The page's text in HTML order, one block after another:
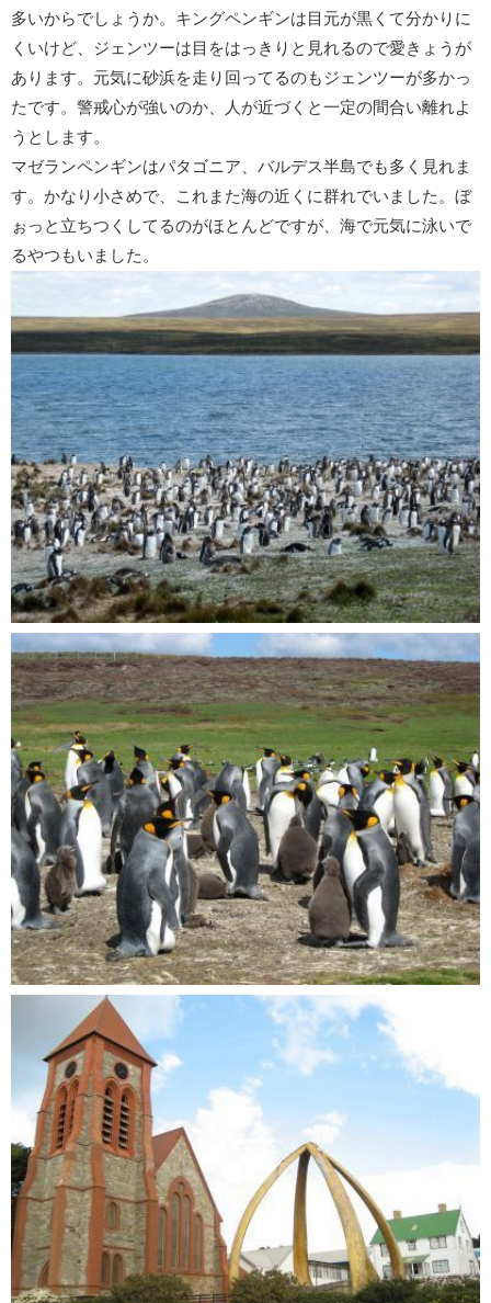
多いからでしょうか。キングペンギンは目元が黒くて分かりに
くいけど、ジェンツーは目をはっきりと見れるので愛きょうが
あります。元気に砂浜を走り回ってるのもジェンツーが多かっ
たです。警戒心が強いのか、人が近づくと一定の間合い離れよ
うとします。
マゼランペンギンはパタゴニア、バルデス半島でも多く見れま
す。かなり小さめで、これまた海の近くに群れでいました。ぼ
ぉっと立ちつくしてるのがほとんどですが、海で元気に泳いで
るやつもいました。